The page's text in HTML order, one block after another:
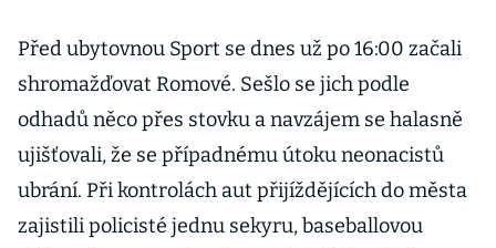
Před ubytovnou Sport se dnes už po 16:00 začali
shromažďovat Romové. Sešlo se jich podle
odhadů něco přes stovku a navzájem se halasně
ujišťovali, že se případnému útoku neonacistů
ubrání. Při kontrolách aut přijíždějících do města
zajistili policisté jednu sekyru, baseballovou